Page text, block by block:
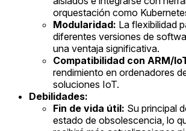
orquestación como
Modularidad: La flexibilidad
diferentes versiones de
una ventaja significativa.
Compatibilidad con ARM/
rendimiento en ordenadores
soluciones IoT.
Debilidades:
Fin de vida útil: Su principal
estado de obsolescencia, lo